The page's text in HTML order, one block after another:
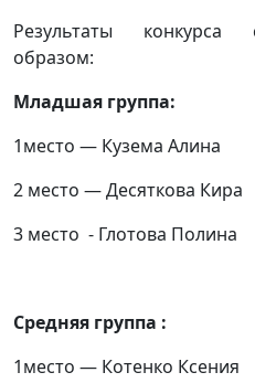
Результаты конкурса
образом:
Младшая группа:
1место — Кузема Алина
2 место — Десяткова Кира
3 место - Глотова Полина
Средняя группа :
1место — Котенко Ксения